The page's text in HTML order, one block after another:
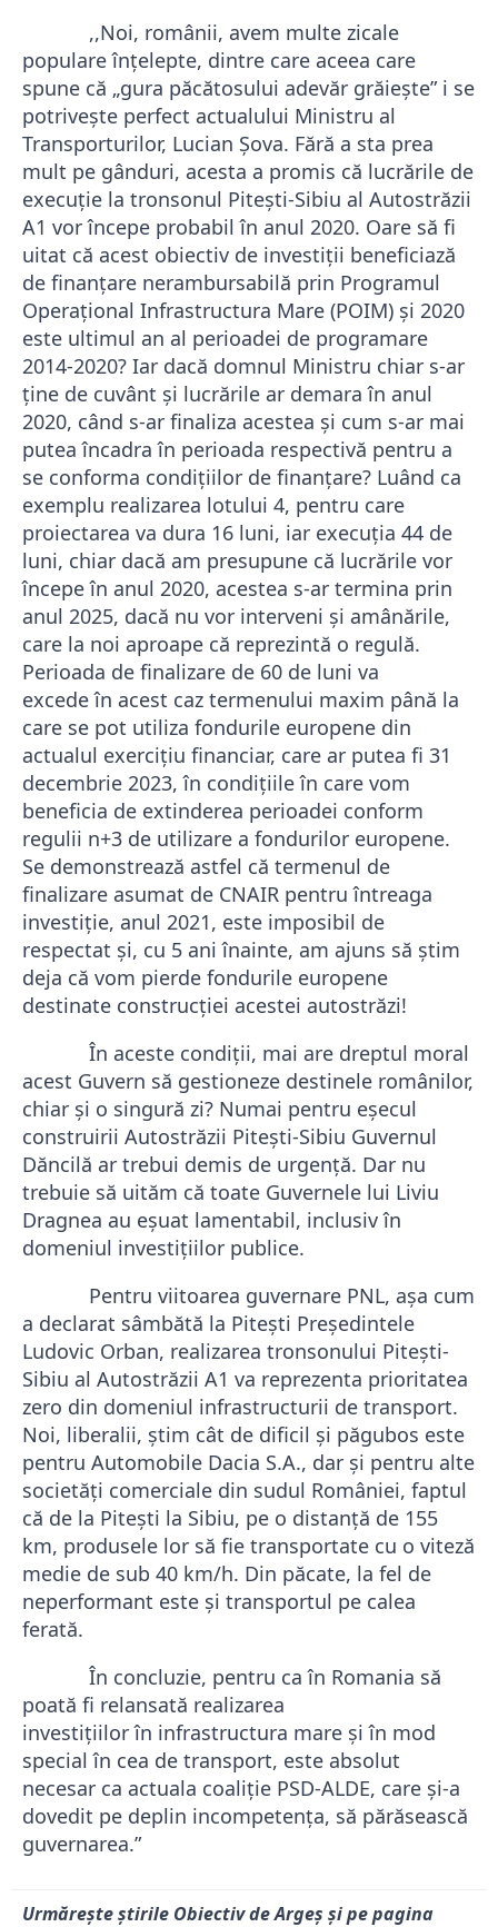
,,Noi, românii, avem multe zicale
populare înţelepte, dintre care aceea care
spune că „gura păcătosului adevăr grăieşte” i se
potrivește perfect actualului Ministru al
Transporturilor, Lucian Şova. Fără a sta prea
mult pe gânduri, acesta a promis că lucrările de
execuție la tronsonul Piteşti-Sibiu al Autostrăzii
A1 vor începe probabil în anul 2020. Oare să fi
uitat că acest obiectiv de investiții beneficiază
de finanțare nerambursabilă prin Programul
Operațional Infrastructura Mare (POIM) şi 2020
este ultimul an al perioadei de programare
2014-2020? Iar dacă domnul Ministru chiar s-ar
ține de cuvânt şi lucrările ar demara în anul
2020, când s-ar finaliza acestea şi cum s-ar mai
putea încadra în perioada respectivă pentru a
se conforma condițiilor de finanțare? Luând ca
exemplu realizarea lotului 4, pentru care
proiectarea va dura 16 luni, iar execuția 44 de
luni, chiar dacă am presupune că lucrările vor
începe în anul 2020, acestea s-ar termina prin
anul 2025, dacă nu vor interveni şi amânările,
care la noi aproape că reprezintă o regulă.
Perioada de finalizare de 60 de luni va
excedeîn acest caz termenului maxim până la
care se pot utiliza fondurile europene din
actualul exerciţiu financiar, care ar putea fi 31
decembrie 2023,în condițiileîn care vom
beneficia de extinderea perioadei conform
regulii n+3 de utilizare a fondurilor europene.
Se demonstrează astfel că termenul de
finalizare asumat de CNAIR pentru întreaga
investiție, anul 2021, este imposibil de
respectat şi, cu 5 ani înainte, am ajuns să ştim
deja că vom pierde fondurile europene
destinate construcției acestei autostrăzi!
În aceste condiţii, mai are dreptul moral
acest Guvern să gestioneze destinele românilor,
chiar şi o singură zi? Numai pentru eşecul
construirii Autostrăzii Piteşti-Sibiu Guvernul
Dăncilă ar trebui demis de urgență. Dar nu
trebuie să uităm că toate Guvernele lui Liviu
Dragnea au eşuat lamentabil, inclusiv în
domeniul investițiilor publice.
Pentru viitoarea guvernare PNL, așa cum
a declarat sâmbătă la Pitești Președintele
Ludovic Orban, realizarea tronsonului Piteşti-
Sibiu al Autostrăzii A1 va reprezenta prioritatea
zero din domeniul infrastructurii de transport.
Noi, liberalii, ştim cât de dificil şi păgubos este
pentru Automobile Dacia S.A., dar şi pentru alte
societăți comerciale din sudul României, faptul
că de la Piteşti la Sibiu, pe o distanţă de 155
km, produsele lor să fie transportate cu o viteză
medie de sub 40 km/h. Din păcate, la fel de
neperformant este şi transportul pe calea
ferată.
În concluzie, pentru ca în Romania să
poată fi relansată realizarea
investițiilorîn infrastructura mare şi în mod
special în cea de transport, este absolut
necesar ca actuala coaliție PSD-ALDE, care şi-a
dovedit pe deplin incompetența, să părăsească
guvernarea.”
Urmărește știrile Obiectiv de Argeș și pe pagina